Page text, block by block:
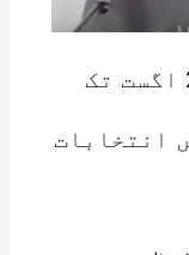
چیف الیکشن کمشنر: 20 یا 21 اگست تک
انتخابات